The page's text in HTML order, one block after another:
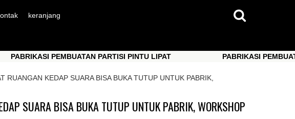
keranjang
PEMBUATAN PARTISI PINTU LIPAT
PABRIKASI PEMBUATAN
RUANGAN KEDAP SUARA BISA BUKA TUTUP UNTUK PABRIK,
SUARA BISA BUKA TUTUP UNTUK PABRIK, WORKSHOP